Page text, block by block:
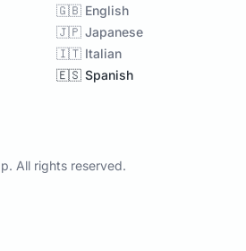
🇬🇧 English
🇯🇵 Japanese
🇮🇹 Italian
🇪🇸 Spanish
All rights reserved.